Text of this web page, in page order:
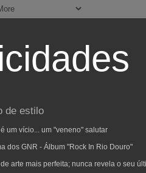
de estilo
um vício... um "veneno" salutar
dos GNR - Álbum "Rock In Rio Douro"
arte mais perfeita; nunca revela o seu